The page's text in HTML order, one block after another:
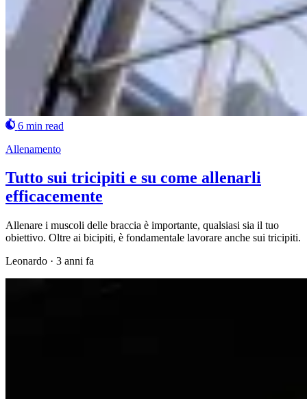
6 min read
Allenamento
Tutto sui tricipiti e su come allenarli
efficacemente
Allenare i muscoli delle braccia è importante, qualsiasi sia il tuo
obiettivo. Oltre ai bicipiti, è fondamentale lavorare anche sui tricipiti.
Leonardo · 3 anni fa